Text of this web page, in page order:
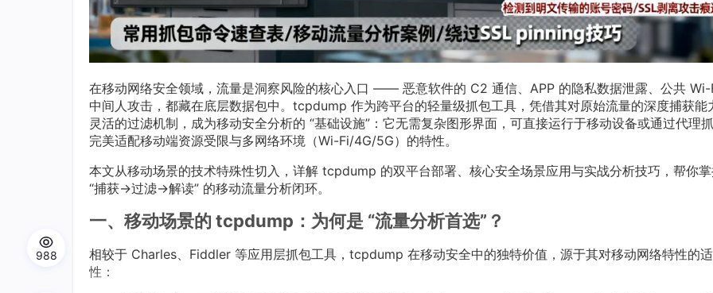
在移动网络安全领域，流量是洞察风险的核心入口 —— 恶意软件的 C2 通信、APP 的隐私数据泄露、公共 Wi-
中间人攻击，都藏在底层数据包中。tcpdump 作为跨平台的轻量级抓包工具，凭借其对原始流量的深度捕获能
灵活的过滤机制，成为移动安全分析的 “基础设施”：它无需复杂图形界面，可直接运行于移动设备或通过代理抓
完美适配移动端资源受限与多网络环境（Wi-Fi/4G/5G）的特性。
本文从移动场景的技术特殊性切入，详解 tcpdump 的双平台部署、核心安全场景应用与实战分析技巧，帮你
“捕获→过滤→解读” 的移动流量分析闭环。
一、移动场景的 tcpdump：为何是 “流量分析首选”？
相较于 Charles、Fiddler 等应用层抓包工具，tcpdump 在移动安全中的独特价值，源于其对移动网络特性的
性：
988